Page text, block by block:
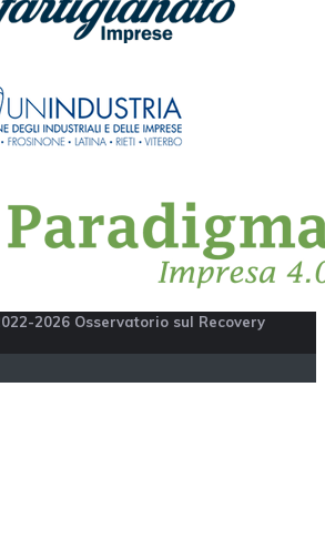
2026 Osservatorio sul Recovery